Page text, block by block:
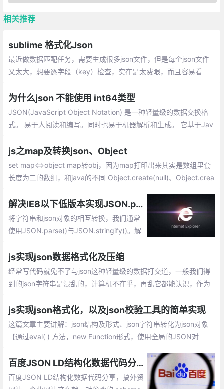
相关推荐
sublime 格式化Json
最近做数据匹配任务，需要生成很多json文件，但是每个json文件
又太大，想要逐字段（key）检查，实在是太费眼，而且容易看
格式化
为什么json 不能使用 int64类型
JSON(JavaScript Object Notation) 是一种轻量级的数据交换格
式。 易于人阅读和编写。同时也易于机器解析和生成。 它基于Jav
on - December 1999的一个子集
js之map及转换json、Object
set map<=>object map转obj，因为map打印出来其实是数组里套
长度为二的数组，和java的不同 Object.create(null)、Object.crea
没有、后两个一样继承了object类，有两个内置方法
解决IE8以下低版本实现JSON.parse()与JSON.stringify()的兼容
将字符串和json对象的相互转换，我们通常
使用JSON.parse()与JSON.stringify()。解
N.stringify()的兼容呢：利用eval方式解析、
new Function形式、自定义兼容json的方
法、head头添加mate等
js实现json数据格式化及压缩
经常写代码就免不了与json这种轻量级的数据打交道，一般我们得
到的json字符串是混乱的，计算机不在乎，再乱它都能认识，作为
js实现json格式化，以及json校验工具的简单实现
这篇文章主要讲解：json结构及形式、json字符串转化为json对象
【通过eval( ) 方法，new Function形式，使用全局的JSON对
百度JSON LD结构化数据代码分享
百度JSON LD结构化数据代码分享，搞外贸